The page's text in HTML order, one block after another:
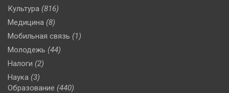
Культура (816)
Медицина (8)
Мобильная связь (1)
Молодежь (44)
Налоги (2)
Наука (3)
Образование (440)